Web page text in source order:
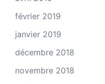
février 2019
janvier 2019
décembre 2018
novembre 2018